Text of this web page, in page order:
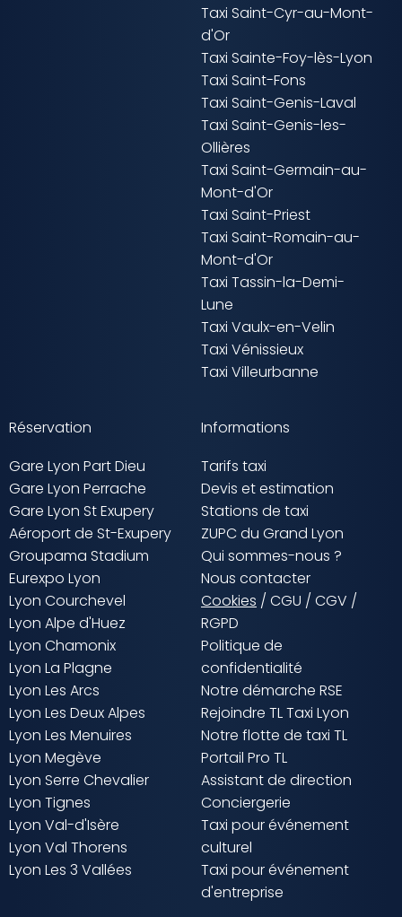
Taxi Saint-Cyr-au-Mont-
d'Or
Taxi Sainte-Foy-lès-Lyon
Taxi Saint-Fons
Taxi Saint-Genis-Laval
Taxi Saint-Genis-les-
Ollières
Taxi Saint-Germain-au-
Mont-d'Or
Taxi Saint-Priest
Taxi Saint-Romain-au-
Mont-d'Or
Taxi Tassin-la-Demi-
Lune
Taxi Vaulx-en-Velin
Taxi Vénissieux
Taxi Villeurbanne
Réservation
Gare Lyon Part Dieu
Gare Lyon Perrache
Gare Lyon St Exupery
Aéroport de St-Exupery
Groupama Stadium
Eurexpo Lyon
Lyon Courchevel
Lyon Alpe d'Huez
Lyon Chamonix
Lyon La Plagne
Lyon Les Arcs
Lyon Les Deux Alpes
Lyon Les Menuires
Lyon Megève
Lyon Serre Chevalier
Lyon Tignes
Lyon Val-d'Isère
Lyon Val Thorens
Lyon Les 3 Vallées
Informations
Tarifs taxi
Devis et estimation
Stations de taxi
ZUPC du Grand Lyon
Qui sommes-nous ?
Nous contacter
Cookies / CGU / CGV /
RGPD
Politique de
confidentialité
Notre démarche RSE
Rejoindre TL Taxi Lyon
Notre flotte de taxi TL
Portail Pro TL
Assistant de direction
Conciergerie
Taxi pour événement
culturel
Taxi pour événement
d'entreprise